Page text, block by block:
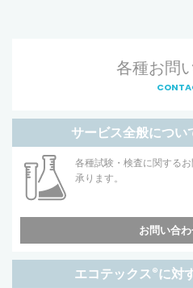
各種お問
サービス全般につ
各種試験・検査に関する
承ります。
お問い合
エコテックス®に対